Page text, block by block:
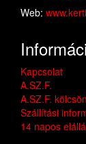
Web:
Kapcsolat
A.SZ.F.
A.SZ.F.
Szállítási
14 napos